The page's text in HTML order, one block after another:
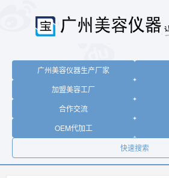
广州美容仪器生产厂家
加盟美容工厂
合作交流
OEM代加工
快速搜索